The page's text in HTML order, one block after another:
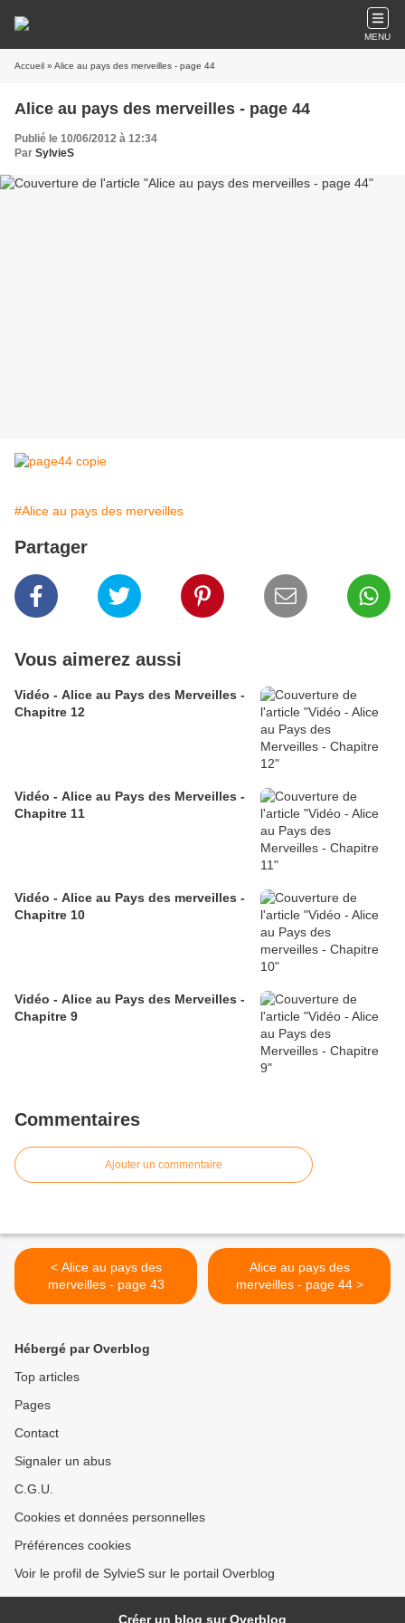
MENU
Accueil » Alice au pays des merveilles - page 44
Alice au pays des merveilles - page 44
Publié le 10/06/2012 à 12:34
Par SylvieS
#Alice au pays des merveilles
Partager
Vous aimerez aussi
Vidéo - Alice au Pays des Merveilles -
Chapitre 12
Vidéo - Alice au Pays des Merveilles -
Chapitre 11
Vidéo - Alice au Pays des merveilles -
Chapitre 10
Vidéo - Alice au Pays des Merveilles -
Chapitre 9
Commentaires
Ajouter un commentaire
< Alice au pays des
merveilles - page 43
Alice au pays des
merveilles - page 44 >
Hébergé par Overblog
Top articles
Pages
Contact
Signaler un abus
C.G.U.
Cookies et données personnelles
Préférences cookies
Voir le profil de SylvieS sur le portail Overblog
Créer un blog sur Overblog